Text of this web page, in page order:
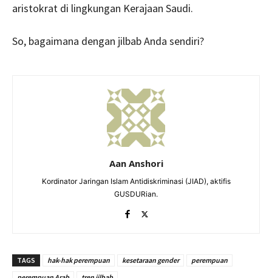
aristokrat di lingkungan Kerajaan Saudi.
So, bagaimana dengan jilbab Anda sendiri?
Aan Anshori
Kordinator Jaringan Islam Antidiskriminasi (JIAD), aktifis
GUSDURian.
TAGS hak-hak perempuan kesetaraan gender
perempuan